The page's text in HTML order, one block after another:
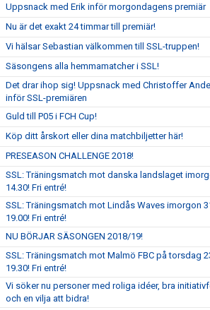
Uppsnack med Erik inför morgondagens premiär
Nu är det exakt 24 timmar till premiär!
Vi hälsar Sebastian välkommen till SSL-truppen!
Säsongens alla hemmamatcher i SSL!
Det drar ihop sig! Uppsnack med Christoffer
inför SSL-premiären
Guld till P05 i FCH Cup!
Köp ditt årskort eller dina matchbiljetter här!
PRESEASON CHALLENGE 2018!
SSL: Träningsmatch mot danska landslaget
14.30! Fri entré!
SSL: Träningsmatch mot Lindås Waves imorgon
19.00! Fri entré!
NU BÖRJAR SÄSONGEN 2018/19!
SSL: Träningsmatch mot Malmö FBC på torsdag
19.30! Fri entré!
Vi söker nu personer med roliga idéer, bra
och en vilja att bidra!